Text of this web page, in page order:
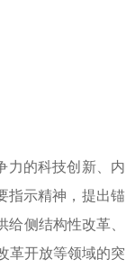
力的科技创新、内
指示精神，提出锚
侧结构性改革、
革开放等领域的突